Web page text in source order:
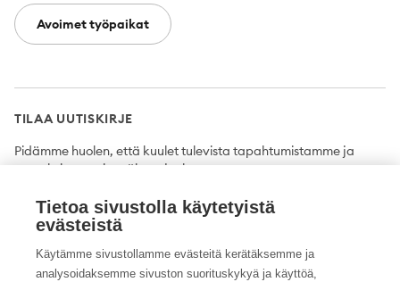
Avoimet työpaikat
TILAA UUTISKIRJE
Pidämme huolen, että kuulet tulevista tapahtumistamme ja
uutuuksista ensimmäisten joukossa.
Tilaa
Tietoa sivustolla käytetyistä
evästeistä
Käytämme sivustollamme evästeitä kerätäksemme ja
analysoidaksemme sivuston suorituskykyä ja käyttöä,